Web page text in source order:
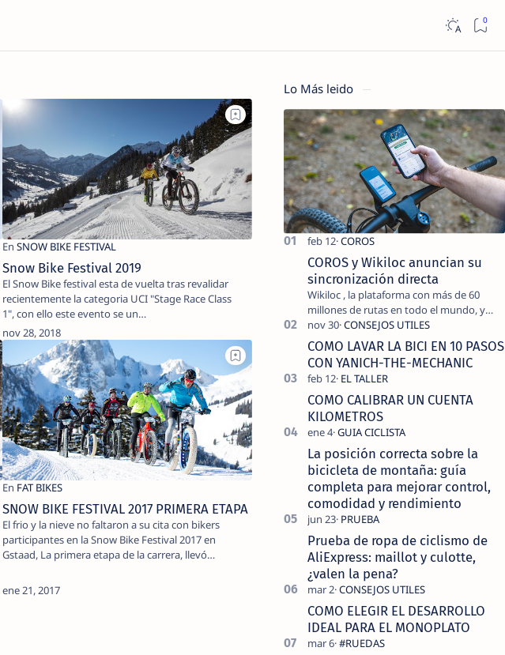
Snow Bike Festival 2019
El Snow Bike festival esta de vuelta tras revalidar
recientemente la categoria UCI "Stage Race Class
1", con ello este evento se un…
SNOW BIKE FESTIVAL 2017 PRIMERA ETAPA
El frio y la nieve no faltaron a su cita con bikers
participantes en la Snow Bike Festival 2017 en
Gstaad, La primera etapa de la carrera, llevó…
Lo Más leido
COROS y Wikiloc anuncian su
sincronización directa
Wikiloc , la plataforma con más de 60
millones de rutas en todo el mundo, y
COROS , marca de dispositivos GPS
reconocida mundialmente por su
tecnolo…
COMO LAVAR LA BICI EN 10 PASOS
CON YANICH-THE-MECHANIC
COMO CALIBRAR UN CUENTA
KILOMETROS
La posición correcta sobre la
bicicleta de montaña: guía
completa para mejorar control,
comodidad y rendimiento
Prueba de ropa de ciclismo de
AliExpress: maillot y culotte,
¿valen la pena?
COMO ELEGIR EL DESARROLLO
IDEAL PARA EL MONOPLATO